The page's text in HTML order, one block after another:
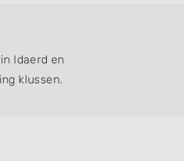
Idaerd en
klussen.